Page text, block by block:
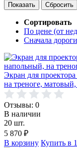
Сортировать
По цене (от
Сначала
Экран для
на треноге,
Отзывы: 0
В наличии
20 шт.
5 870 ₽
В корзину Купить в